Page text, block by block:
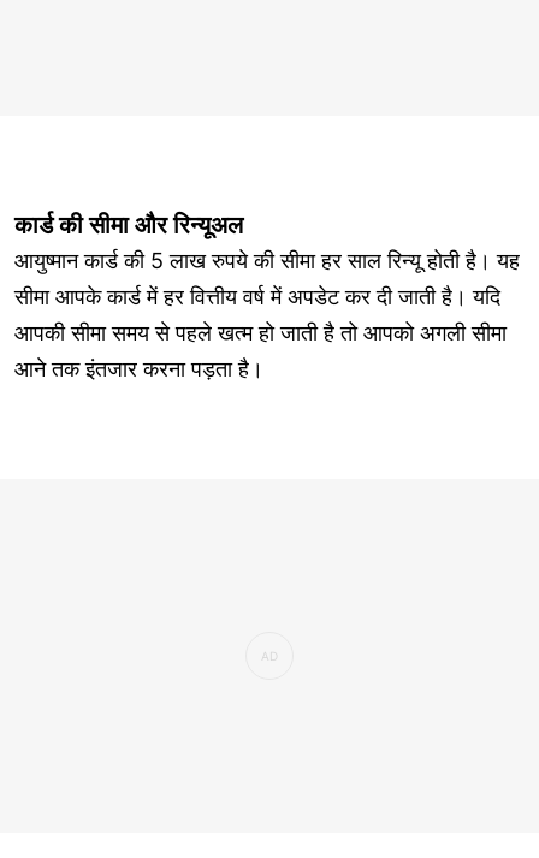
कार्ड की सीमा और रिन्यूअल
आयुष्मान कार्ड की 5 लाख रुपये की सीमा हर साल रिन्यू होती है। यह
सीमा आपके कार्ड में हर वित्तीय वर्ष में अपडेट कर दी जाती है। यदि
आपकी सीमा समय से पहले खत्म हो जाती है तो आपको अगली सीमा
आने तक इंतजार करना पड़ता है।